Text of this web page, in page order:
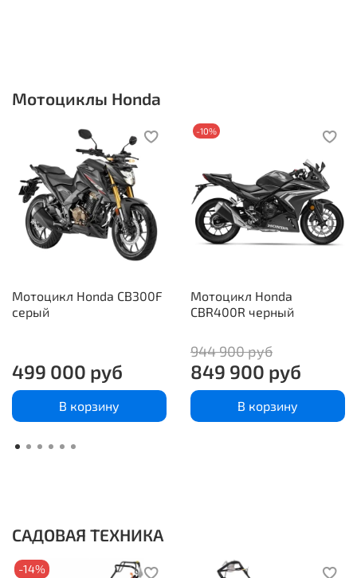
Мотоциклы Honda
Мотоцикл Honda CB300F
серый
499 000 руб
В корзину
-10%
Мотоцикл Honda
CBR400R черный
944 900 руб
849 900 руб
В корзину
САДОВАЯ ТЕХНИКА
-14%